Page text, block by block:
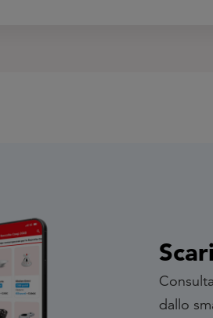
dallo